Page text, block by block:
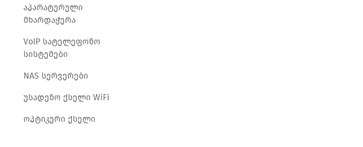
აპარატურული
მხარდაჭერა
VoIP სატელეფონო
სისტემები
NAS სერვერები
უსადენო ქსელი WiFi
ოპტიკური ქსელი